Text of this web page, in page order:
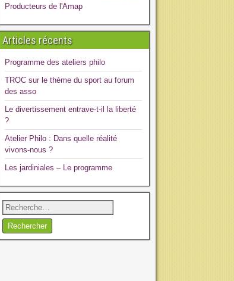
Producteurs de l'Amap
Articles récents
Programme des ateliers philo
TROC sur le thème du sport au forum
des asso
Le divertissement entrave-t-il la liberté
?
Atelier Philo : Dans quelle réalité
vivons-nous ?
Les jardiniales – Le programme